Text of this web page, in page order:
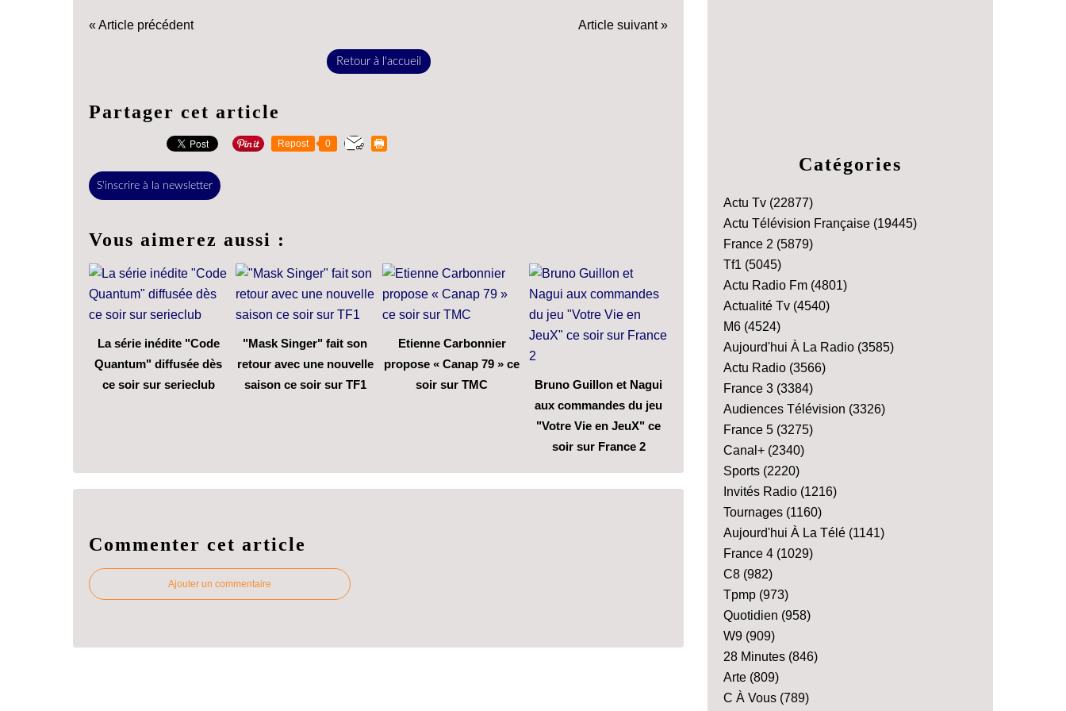
« Article précédent Article suivant »
Retour à l'accueil
Partager cet article
Repost 0
S'inscrire à la newsletter
Vous aimerez aussi :
La série inédite "Code
Quantum" diffusée dès
ce soir sur serieclub
"Mask Singer" fait son
retour avec une nouvelle
saison ce soir sur TF1
Etienne Carbonnier
propose « Canap 79 » ce
soir sur TMC
Bruno Guillon et Nagui
aux commandes du jeu
"Votre Vie en JeuX" ce
soir sur France 2
Commenter cet article
Ajouter un commentaire
Catégories
Actu Tv (22877)
Actu Télévision Française (19445)
France 2 (5879)
Tf1 (5045)
Actu Radio Fm (4801)
Actualité Tv (4540)
M6 (4524)
Aujourd'hui À La Radio (3585)
Actu Radio (3566)
France 3 (3384)
Audiences Télévision (3326)
France 5 (3275)
Canal+ (2340)
Sports (2220)
Invités Radio (1216)
Tournages (1160)
Aujourd'hui À La Télé (1141)
France 4 (1029)
C8 (982)
Tpmp (973)
Quotidien (958)
W9 (909)
28 Minutes (846)
Arte (809)
C À Vous (789)